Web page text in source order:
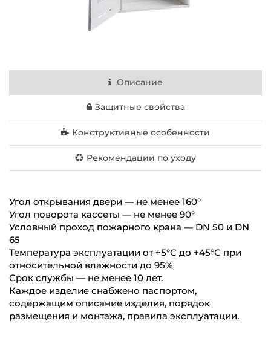
Описание
Защитные свойства
Конструктивные особенности
Рекомендации по уходу
Угол открывания двери — не менее 160°
Угол поворота кассеты — не менее 90°
Условный проход пожарного крана — DN 50 и DN
65
Температура эксплуатации от +5°С до +45°С при
относительной влажности до 95%
Срок службы — не менее 10 лет.
Каждое изделие снабжено паспортом,
содержащим описание изделия, порядок
размещения и монтажа, правила эксплуатации.